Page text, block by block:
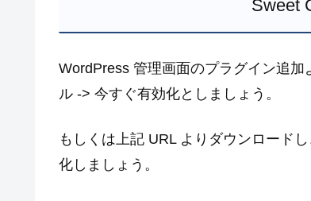
Sweet
WordPress 管理画面のプラグイン追
ル -> 今すぐ有効化としましょう。
もしくは上記 URL よりダウンロード
化しましょう。